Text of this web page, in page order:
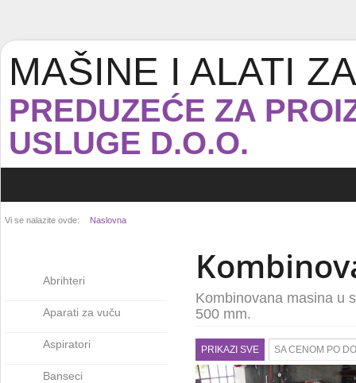
MAŠINE I ALATI
PREDUZEĆE ZA
USLUGE D.O.O.
Vi se nalazite ovde: Naslovna
Abrihteri
Aparati za vuču
Aspiratori
Banseci
Kombinovana masina u
500 mm.
PRIKAZI SVE SA CENOM PO